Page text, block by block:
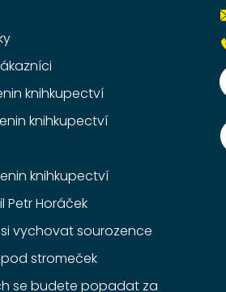
knihkupectví
knihkupectví
knihkupectví
Petr Horáček
si vychovat sourozence
stromeček
se budete popadat za